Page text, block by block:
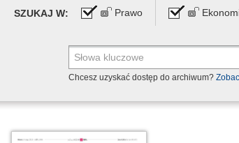
SZUKAJ W: Prawo
Chcesz uzyskać dostęp do archiwum?